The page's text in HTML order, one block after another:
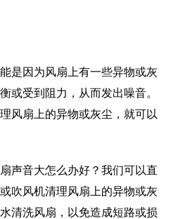
是因为风扇上有一些异物或灰
或受到阻力，从而发出噪音。
风扇上的异物或灰尘，就可以
声音大怎么办好？我们可以直
吹风机清理风扇上的异物或灰
清洗风扇，以免造成短路或损